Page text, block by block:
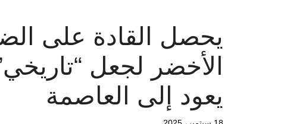
يحصل القادة على
الأخضر لجعل
يعود إلى العاصمة